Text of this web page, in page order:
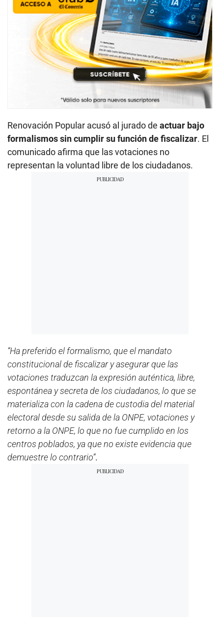
Renovación Popular acusó al jurado de actuar bajo
formalismos sin cumplir su función de fiscalizar. El
comunicado afirma que las votaciones no
representan la voluntad libre de los ciudadanos.
“Ha preferido el formalismo, que el mandato
constitucional de fiscalizar y asegurar que las
votaciones traduzcan la expresión auténtica, libre,
espontánea y secreta de los ciudadanos, lo que se
materializa con la cadena de custodia del material
electoral desde su salida de la ONPE, votaciones y
retorno a la ONPE, lo que no fue cumplido en los
centros poblados, ya que no existe evidencia que
demuestre lo contrario”.